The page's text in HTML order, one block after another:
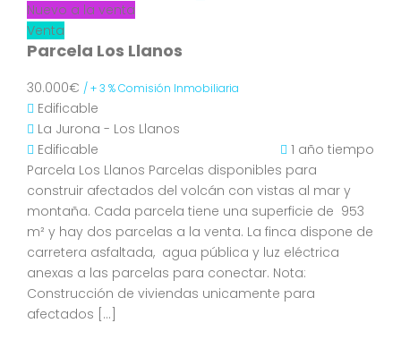
Nuevo a la venta
Venta
Parcela Los Llanos
30.000€ / + 3 % Comisión Inmobiliaria
Edificable
La Jurona - Los Llanos
Edificable
1 año tiempo
Parcela Los Llanos Parcelas disponibles para
construir afectados del volcán con vistas al mar y
montaña. Cada parcela tiene una superficie de 953
m² y hay dos parcelas a la venta. La finca dispone de
carretera asfaltada, agua pública y luz eléctrica
anexas a las parcelas para conectar. Nota:
Construcción de viviendas unicamente para
afectados […]